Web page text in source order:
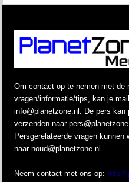
Om contact op te nemen met de
vragen/informatie/tips, kan je
info@planetzone.nl. De pers kan
verzenden naar
Persgerelateerde vragen kunnen
naar noud@planetzone.nl
Neem contact met ons op: